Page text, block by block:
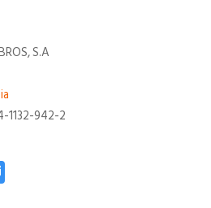
S.A
1132-942-2